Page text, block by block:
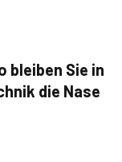
bleiben Sie in
die Nase